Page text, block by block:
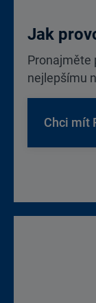
Jak
Pronajměte
nejlepšímu
Chci mít